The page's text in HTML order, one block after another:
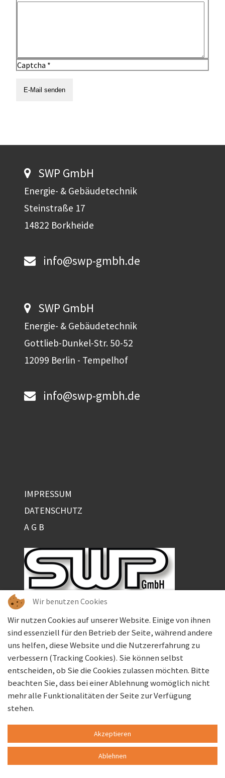
Captcha *
E-Mail senden
SWP GmbH
Energie- & Gebäudetechnik
Steinstraße 17
14822 Borkheide
info@swp-gmbh.de
SWP GmbH
Energie- & Gebäudetechnik
Gottlieb-Dunkel-Str. 50-52
12099 Berlin - Tempelhof
info@swp-gmbh.de
IMPRESSUM
DATENSCHUTZ
A G B
Copyright © 2026 SWP GmbH - Gesellschaft für
Energie- und Gebäudetechnik sowie
Elektroplanungen. Alle Rechte vorbehalten.
Realisierung und Layout: webdesign OFFEREINS
Wir benutzen Cookies
Wir nutzen Cookies auf unserer Website. Einige von ihnen
sind essenziell für den Betrieb der Seite, während andere
uns helfen, diese Website und die Nutzererfahrung zu
verbessern (Tracking Cookies). Sie können selbst
entscheiden, ob Sie die Cookies zulassen möchten. Bitte
beachten Sie, dass bei einer Ablehnung womöglich nicht
mehr alle Funktionalitäten der Seite zur Verfügung
stehen.
Akzeptieren
Ablehnen